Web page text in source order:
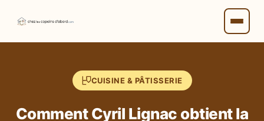
CUISINE & PÂTISSERIE
Comment Cyril Lignac obtient la